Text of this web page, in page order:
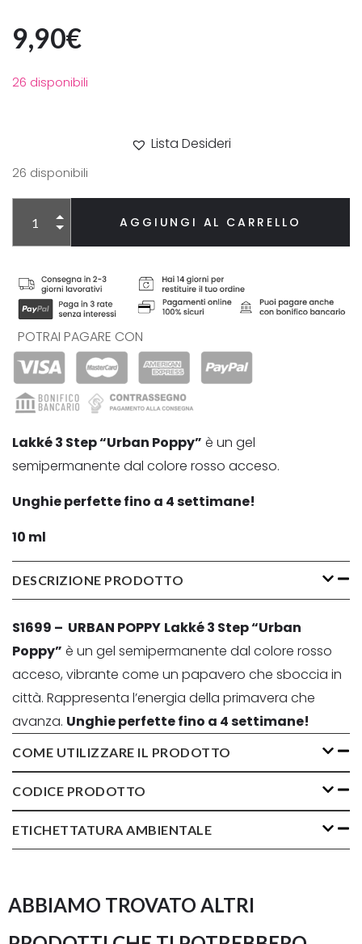
9,90€
26 disponibili
Lista Desideri
26 disponibili
AGGIUNGI AL CARRELLO
POTRAI PAGARE CON
Lakké 3 Step “Urban Poppy” è un gel
semipermanente dal colore rosso acceso.
Unghie perfette fino a 4 settimane!
10 ml
DESCRIZIONE PRODOTTO
S1699 – URBAN POPPY Lakké 3 Step “Urban
Poppy” è un gel semipermanente dal colore rosso
acceso, vibrante come un papavero che sboccia in
città. Rappresenta l’energia della primavera che
avanza. Unghie perfette fino a 4 settimane!
COME UTILIZZARE IL PRODOTTO
CODICE PRODOTTO
ETICHETTATURA AMBIENTALE
ABBIAMO TROVATO ALTRI